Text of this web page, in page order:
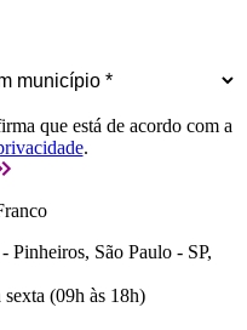
que está de acordo com a
.
Pinheiros, São Paulo - SP,
(09h às 18h)